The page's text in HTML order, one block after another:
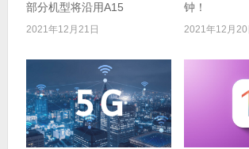
部分机型将沿用A15
2021年12月21日
钟！
2021年12月20